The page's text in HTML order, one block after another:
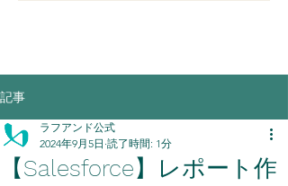
記事
【Salesforce】レポート作
ラフアンド公式
2024年9月5日 読了時間: 1分